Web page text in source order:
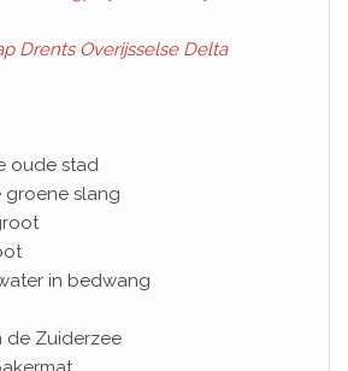
Drents Overijsselse Delta
oude stad
groene slang
in bedwang
de Zuiderzee